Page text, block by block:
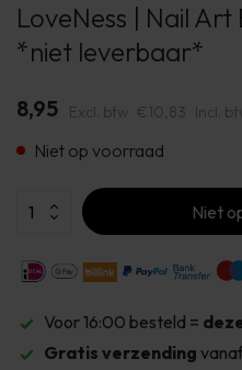
LoveNess | Nail Art
*niet leverbaar*
8,95 Excl. btw €10,83 Incl.
Niet op voorraad
Niet
Voor 16:00 besteld =
Gratis verzending